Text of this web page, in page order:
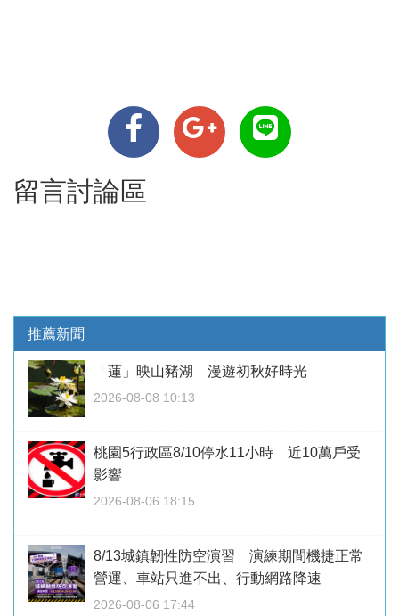
留言討論區
推薦新聞
「蓮」映山豬湖 漫遊初秋好時光
2026-08-08 10:13
桃園5行政區8/10停水11小時 近10萬戶受
影響
2026-08-06 18:15
8/13城鎮韌性防空演習 演練期間機捷正常
營運、車站只進不出、行動網路降速
2026-08-06 17:44